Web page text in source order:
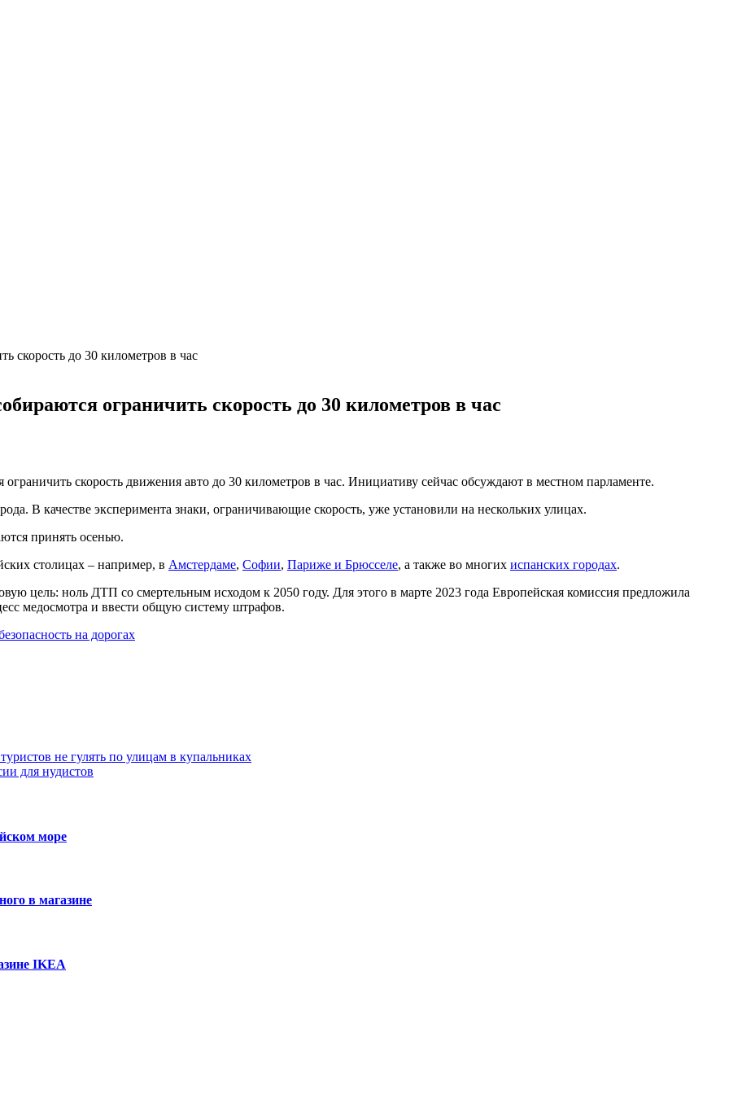
ограничить скорость до 30 километров в час
скорость движения авто до 30 километров в час. Инициативу сейчас обсуждают в местном парламенте.
В качестве эксперимента знаки, ограничивающие скорость, уже установили на нескольких улицах.
принять осенью.
столицах – например, в Амстердаме, Софии, Париже и Брюсселе, а также во многих испанских городах.
цель: ноль ДТП со смертельным исходом к 2050 году. Для этого в марте 2023 года Европейская комиссия предложила
медосмотра и ввести общую систему штрафов.
на дорогах
не гулять по улицам в купальниках
для нудистов
море
в магазине
IKEA